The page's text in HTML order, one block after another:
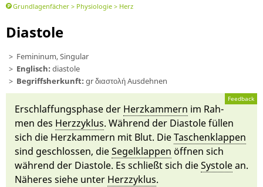
Grundlagenfächer Physiologie Herz
Diastole
Femininum, Singular
Englisch: diastole
Begriffsherkunft: gr διαστολή Aus­deh­nen
Feedback
Er­schlaf­fungs­phase der Herz­kammern im Rah­
men des Herz­zyklus. Während der Dia­stole fül­len
sich die Herz­kammern mit Blut. DieTa­schen­klappen
sind ge­schlos­sen, dieSegel­klappen öff­nen sich
während der Dia­stole. Es schließt sich dieSystolean.
Näheres siehe un­ter Herz­zyklus.